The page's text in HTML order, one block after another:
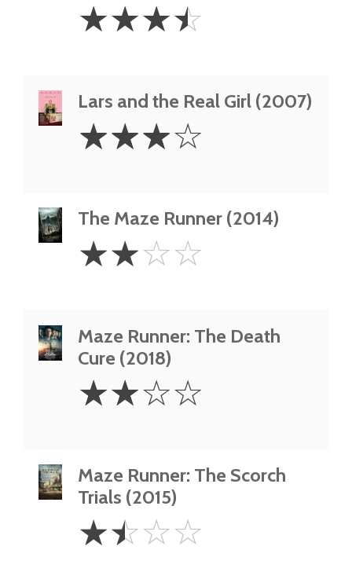
3.5
Stars
☆☆☆☆
Lars and the Real Girl (2007)
Stars
☆☆☆☆
The Maze Runner (2014)
Stars
☆☆☆☆
Maze Runner: The Death
Cure (2018)
Stars
☆☆☆☆
Maze Runner: The Scorch
Trials (2015)
1.5
Stars
☆☆☆☆